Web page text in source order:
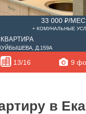
33 000 ₽/
+ КОМУНАЛЬНЫЕ
Д.159А
13/16 9
в